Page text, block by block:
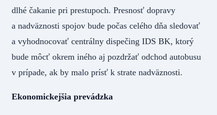
dlhé čakanie pri prestupoch. Presnosť dopravy
a nadväznosti spojov bude počas celého dňa sledovať
a vyhodnocovať centrálny dispečing IDS BK, ktorý
bude môcť okrem iného aj pozdržať odchod autobusu
v prípade, ak by malo prísť k strate nadväznosti.
Ekonomickejšia prevádzka